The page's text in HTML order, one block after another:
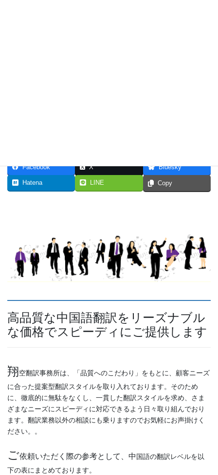
Facebook X Bluesky
Hatena LINE Copy
高品質な中国語翻訳をリーズナブル
な価格でスピーディにご提供します
翔空翻訳事務所は、「品質へのこだわり」をもとに、顧客ニーズ
に合った提案型翻訳スタイルを取り入れております。そのため
に、徹底的に無駄をなくし、一貫した翻訳スタイルを求め、さま
ざまなニーズにスピーディに対応できるよう日々取り組んでおり
ます。翻訳業務以外の相談にも乗りますのでお気軽にお声掛けく
ださい。。
ご依頼いただく際の参考として、中 国語の翻訳レベルを以
下の表にまとめております。